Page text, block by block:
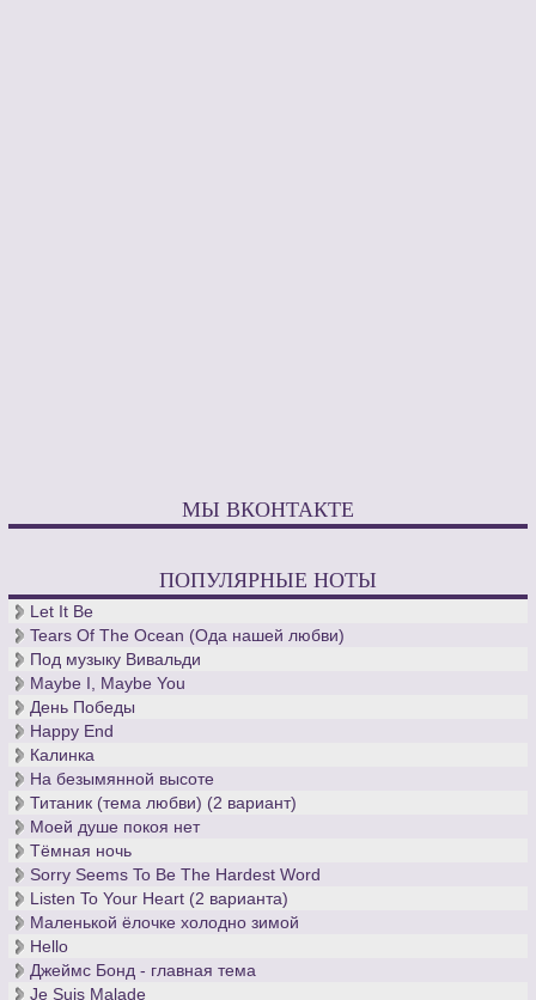
МЫ ВКОНТАКТЕ
ПОПУЛЯРНЫЕ НОТЫ
Let It Be
Tears Of The Ocean (Ода нашей любви)
Под музыку Вивальди
Maybe I, Maybe You
День Победы
Happy End
Калинка
На безымянной высоте
Титаник (тема любви) (2 вариант)
Моей душе покоя нет
Тёмная ночь
Sorry Seems To Be The Hardest Word
Listen To Your Heart (2 варианта)
Маленькой ёлочке холодно зимой
Hello
Джеймс Бонд - главная тема
Je Suis Malade